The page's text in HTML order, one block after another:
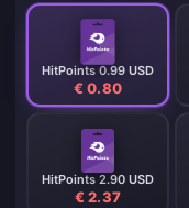
HitPoints 0.99 USD
€ 0.80
HitPoints 2.90 USD
€ 2.37